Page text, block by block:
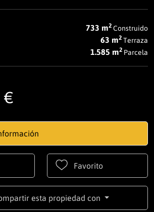
733 m2Construido
63 m2Terraza
1.585 m2 Parcela
€
Favorito
esta propiedad con